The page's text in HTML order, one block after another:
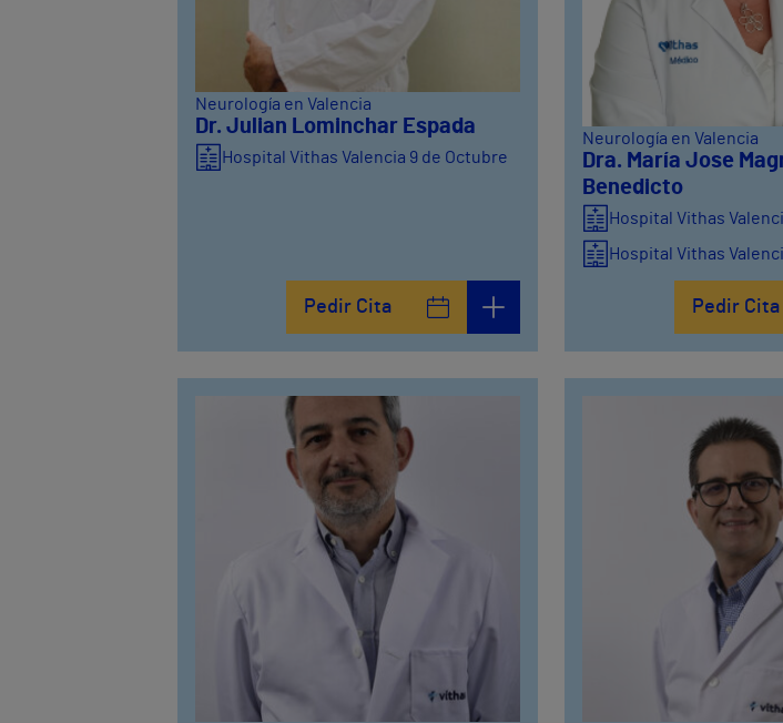
Neurología en Valencia
Dr. Julian Lominchar Espada
Hospital Vithas Valencia 9 de Octubre
Pedir Cita
Neurología en Valencia
Dra. María Jose
Benedicto
Hospital Vithas
Hospital Vithas
Pedir Cita